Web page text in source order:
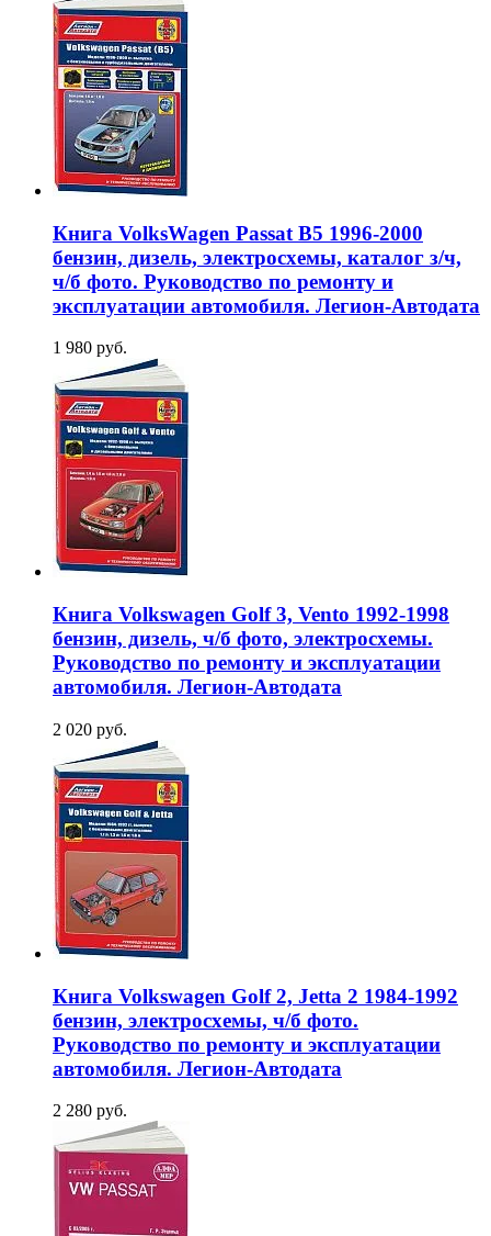
Книга VolksWagen Passat В5 1996-2000
бензин, дизель, электросхемы, каталог з/ч,
ч/б фото. Руководство по ремонту и
эксплуатации автомобиля. Легион-Автодата
1 980 руб.
Книга Volkswagen Golf 3, Vento 1992-1998
бензин, дизель, ч/б фото, электросхемы.
Руководство по ремонту и эксплуатации
автомобиля. Легион-Aвтодата
2 020 руб.
Книга Volkswagen Golf 2, Jetta 2 1984-1992
бензин, электросхемы, ч/б фото.
Руководство по ремонту и эксплуатации
автомобиля. Легион-Aвтодата
2 280 руб.